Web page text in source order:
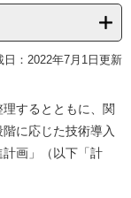
日：2022年7月1日更新
するとともに、関
に応じた技術導入
画」（以下「計